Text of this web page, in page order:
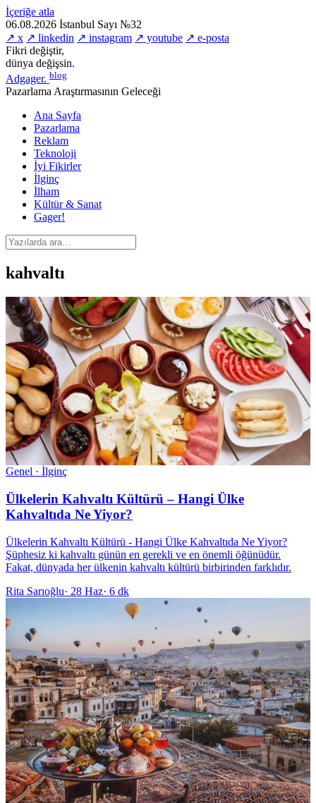
İçeriğe atla
06.08.2026 İstanbul Sayı №32
↗ x ↗ linkedin ↗ instagram ↗ youtube ↗ e-posta
Fikri değiştir,
dünya değişsin.
Adgager. blog
Pazarlama Araştırmasının Geleceği
Ana Sayfa
Pazarlama
Reklam
Teknoloji
İyi Fikirler
İlginç
İlham
Kültür & Sanat
Gager!
kahvaltı
Genel · İlginç
Ülkelerin Kahvaltı Kültürü – Hangi Ülke
Kahvaltıda Ne Yiyor?
Ülkelerin Kahvaltı Kültürü - Hangi Ülke Kahvaltıda Ne Yiyor?
Şüphesiz ki kahvaltı günün en gerekli ve en önemli öğünüdür.
Fakat, dünyada her ülkenin kahvaltı kültürü birbirinden farklıdır.
Rita Sarıoğlu· 28 Haz· 6 dk